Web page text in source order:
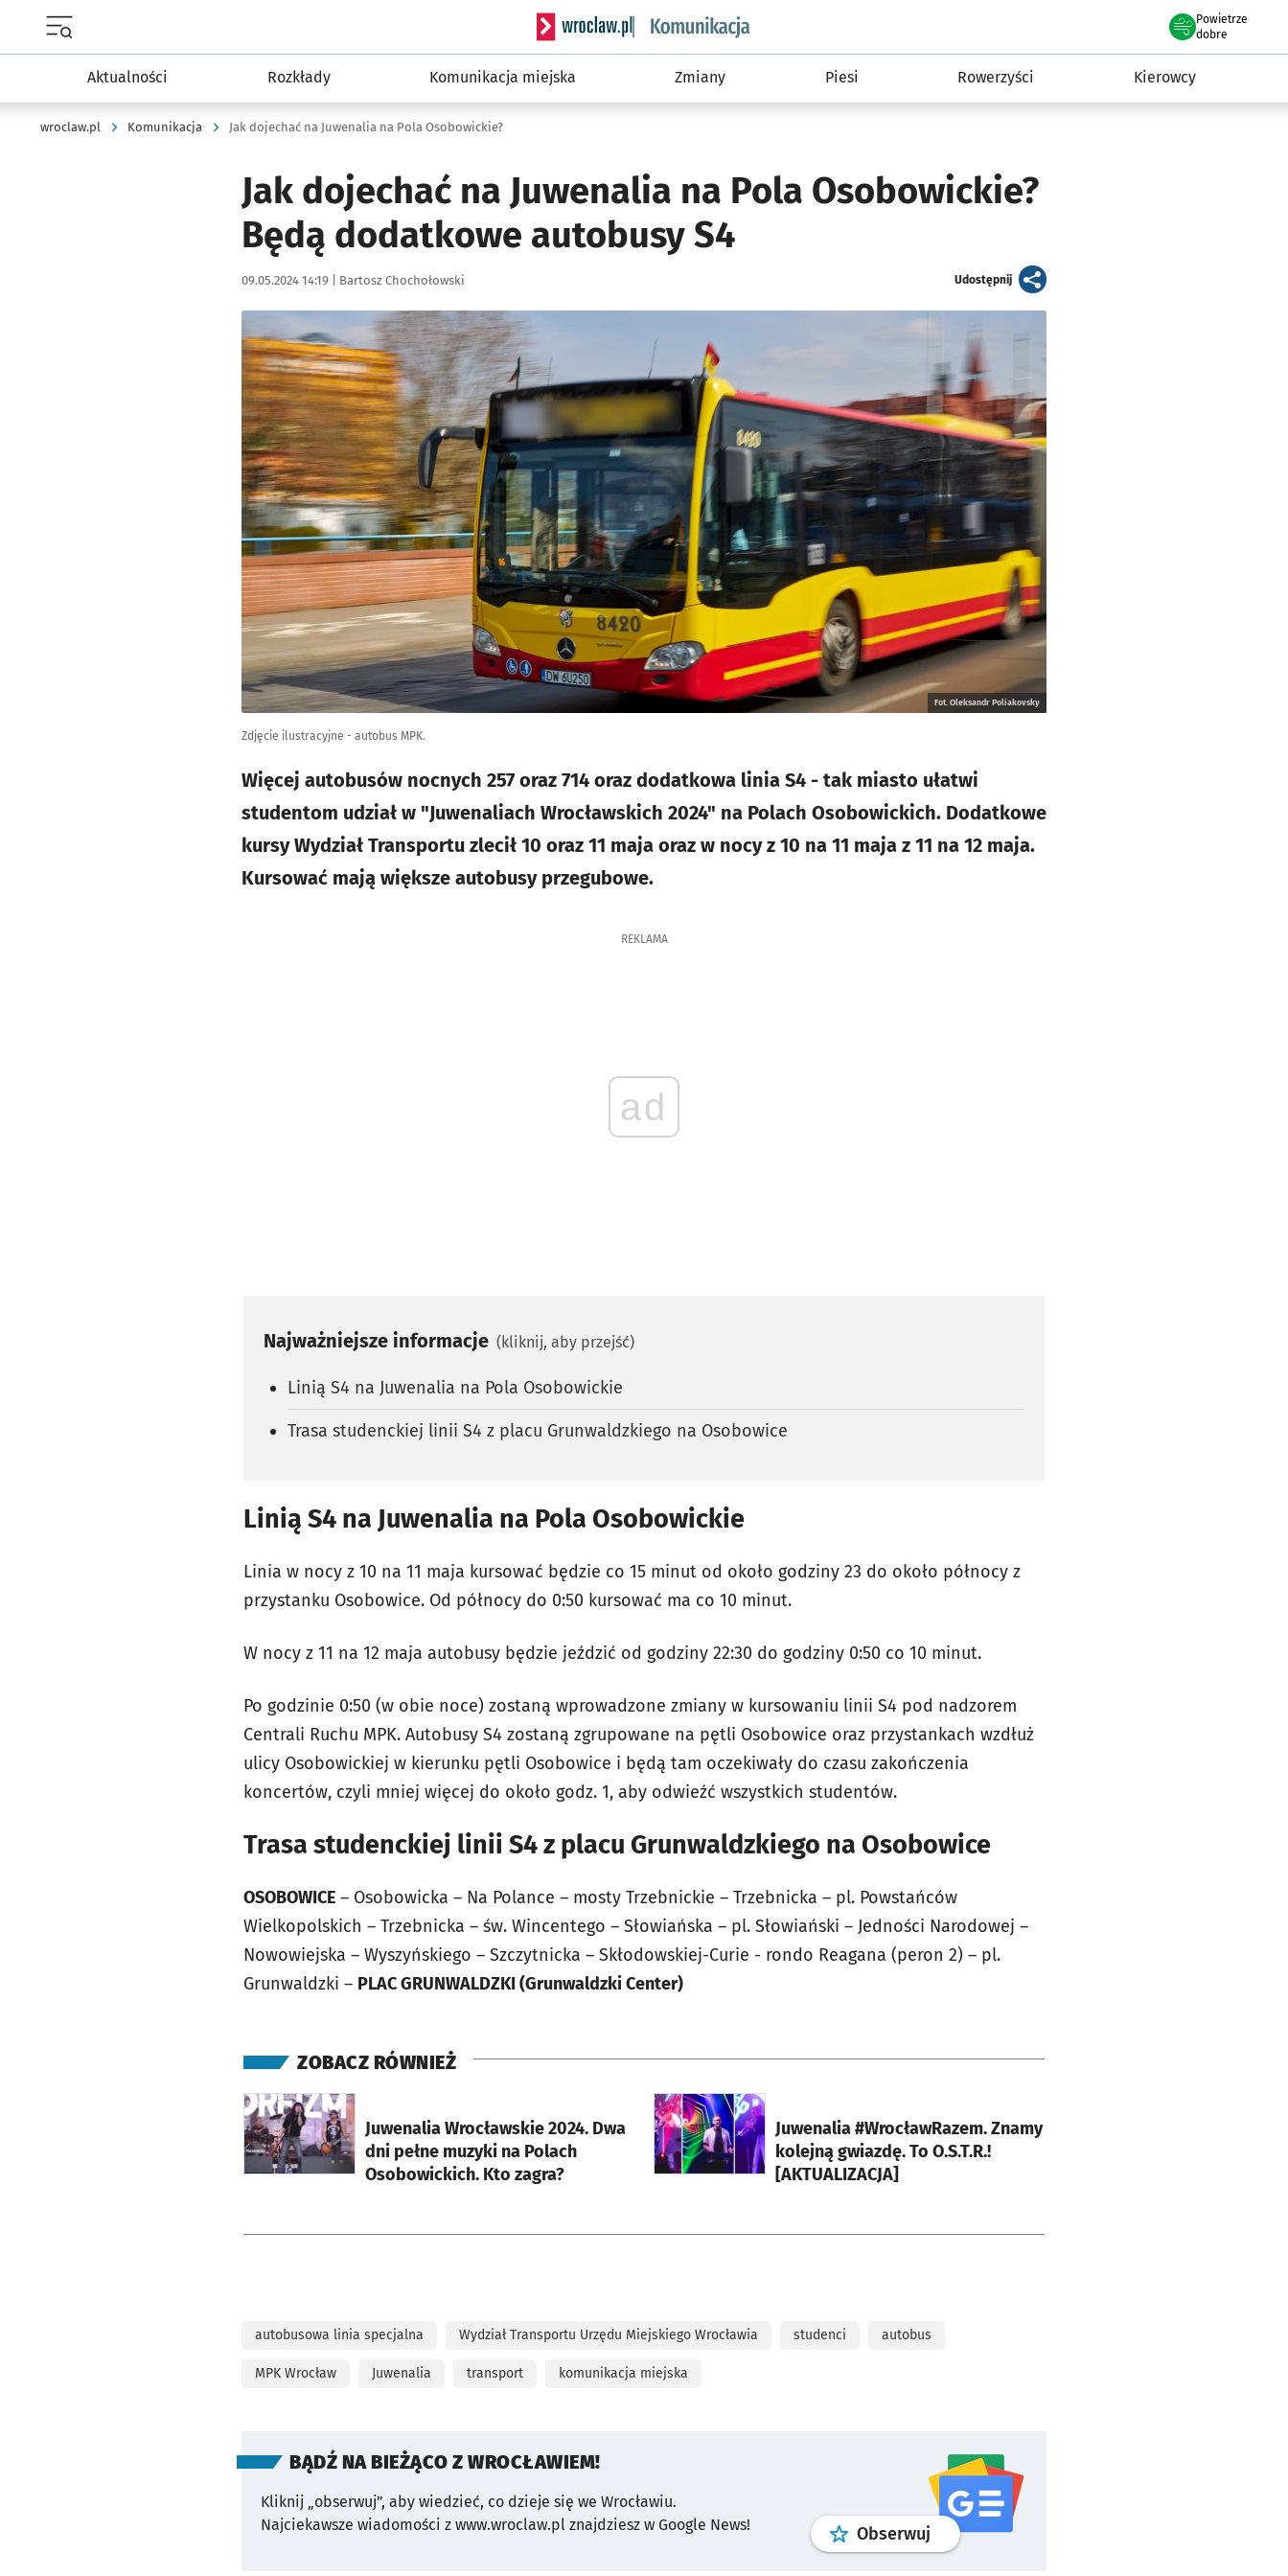
Serwis informacyjny wroclaw.pl podserwis: Komunikacja
Powietrze
we Wrocławiu
dobre
Aktualności Rozkłady Komunikacja miejska Zmiany Piesi Rowerzyści Kierowcy
wroclaw.pl Komunikacja Jak dojechać na Juwenalia na Pola Osobowickie?
Jak dojechać na Juwenalia na Pola Osobowickie?
Będą dodatkowe autobusy S4
Data publikacji:
09.05.2024 14:19 | Autor:
Bartosz Chochołowski Udostępnijartykuł
Kliknij, aby powiększyć
Fot. Oleksandr Poliakovsky
Zdjęcie ilustracyjne - autobus MPK.
Więcej autobusów nocnych 257 oraz 714 oraz dodatkowa linia S4 - tak miasto ułatwi
studentom udział w "Juwenaliach Wrocławskich 2024" na Polach Osobowickich. Dodatkowe
kursy Wydział Transportu zlecił 10 oraz 11 maja oraz w nocy z 10 na 11 maja z 11 na 12 maja.
Kursować mają większe autobusy przegubowe.
REKLAMA
ad
Najważniejsze informacje (kliknij, aby przejść)
Linią S4 na Juwenalia na Pola Osobowickie
Trasa studenckiej linii S4 z placu Grunwaldzkiego na Osobowice
Linią S4 na Juwenalia na Pola Osobowickie
Linia w nocy z 10 na 11 maja kursować będzie co 15 minut od około godziny 23 do około północy z
przystanku Osobowice. Od północy do 0:50 kursować ma co 10 minut.
W nocy z 11 na 12 maja autobusy będzie jeździć od godziny 22:30 do godziny 0:50 co 10 minut.
Po godzinie 0:50 (w obie noce) zostaną wprowadzone zmiany w kursowaniu linii S4 pod nadzorem
Centrali Ruchu MPK. Autobusy S4 zostaną zgrupowane na pętli Osobowice oraz przystankach wzdłuż
ulicy Osobowickiej w kierunku pętli Osobowice i będą tam oczekiwały do czasu zakończenia
koncertów, czyli mniej więcej do około godz. 1, aby odwieźć wszystkich studentów.
Trasa studenckiej linii S4 z placu Grunwaldzkiego na Osobowice
OSOBOWICE – Osobowicka – Na Polance – mosty Trzebnickie – Trzebnicka – pl. Powstańców
Wielkopolskich – Trzebnicka – św. Wincentego – Słowiańska – pl. Słowiański – Jedności Narodowej –
Nowowiejska – Wyszyńskiego – Szczytnicka – Skłodowskiej-Curie - rondo Reagana (peron 2) – pl.
Grunwaldzki – PLAC GRUNWALDZKI (Grunwaldzki Center)
ZOBACZ RÓWNIEŻ
Juwenalia Wrocławskie 2024. Dwa
dni pełne muzyki na Polach
Osobowickich. Kto zagra?
otworzy się w nowej karcie
Juwenalia #WrocławRazem. Znamy
kolejną gwiazdę. To O.S.T.R.!
[AKTUALIZACJA]
otworzy się w nowej karcie
autobusowa linia specjalna Wydział Transportu Urzędu Miejskiego Wrocławia studenci autobus
MPK Wrocław Juwenalia transport komunikacja miejska
BĄDŹ NA BIEŻĄCO Z WROCŁAWIEM!
Kliknij „obserwuj”, aby wiedzieć, co dzieje się we Wrocławiu.
Najciekawsze wiadomości z www.wroclaw.pl znajdziesz w Google News!
Obserwuj profilgoogle news